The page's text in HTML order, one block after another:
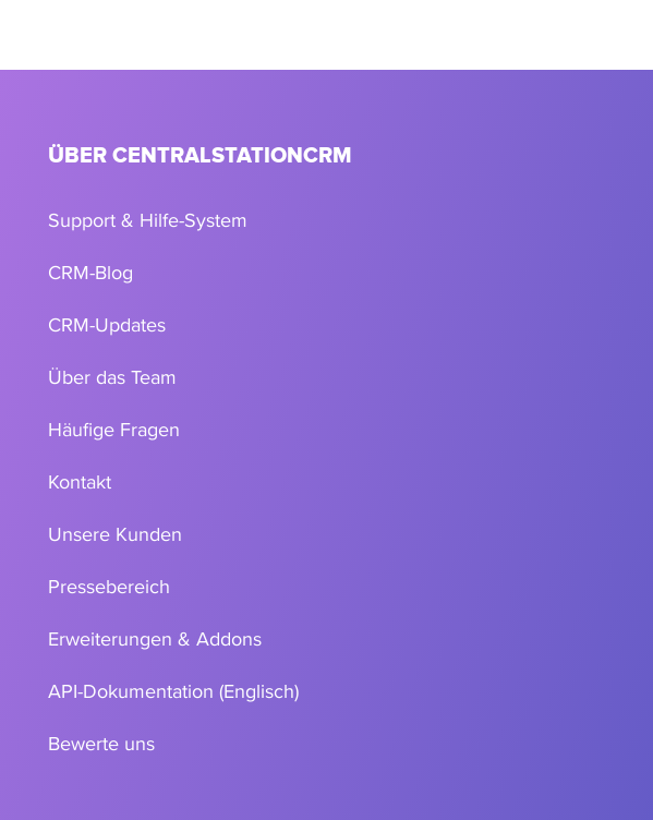
ÜBER CENTRALSTATIONCRM
Support & Hilfe-System
CRM-Blog
CRM-Updates
Über das Team
Häufige Fragen
Kontakt
Unsere Kunden
Pressebereich
Erweiterungen & Addons
API-Dokumentation (Englisch)
Bewerte uns